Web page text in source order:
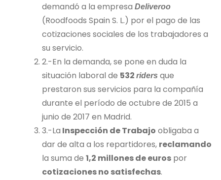
demandó a la empresa Deliveroo
(Roodfoods Spain S. L.) por el pago de las
cotizaciones sociales de los trabajadores a
su servicio.
2.-En la demanda, se pone en duda la
situación laboral de 532 riders que
prestaron sus servicios para la compañía
durante el período de octubre de 2015 a
junio de 2017 en Madrid.
3.-La Inspección de Trabajo obligaba a
dar de alta a los repartidores, reclamando
la suma de 1,2 millones de euros por
cotizaciones no satisfechas.